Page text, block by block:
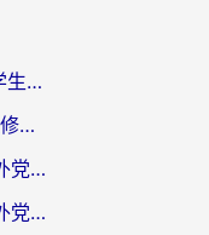
在国外怎么看优酷app？留学生海外华人必看的无限制追剧指南
在缅甸用企鹅FM怎么把定位修改到中国国内？海外党解决地域限制的实用指南
咪咕视频国外看不了吗？海外党亲测有效的回国加速解决方案
韩国怎么打不开粤商通？海外党必看的回国加速器选择指南（附加拿大农行俄罗斯有缘网解决方案）